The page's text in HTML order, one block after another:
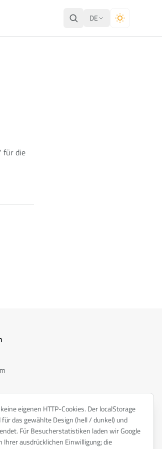
DE
für die
eigenen HTTP-Cookies. Der localStorage
das gewählte Design (hell / dunkel) und
Für Besucherstatistiken laden wir Google
Ihrer ausdrücklichen Einwilligung; die